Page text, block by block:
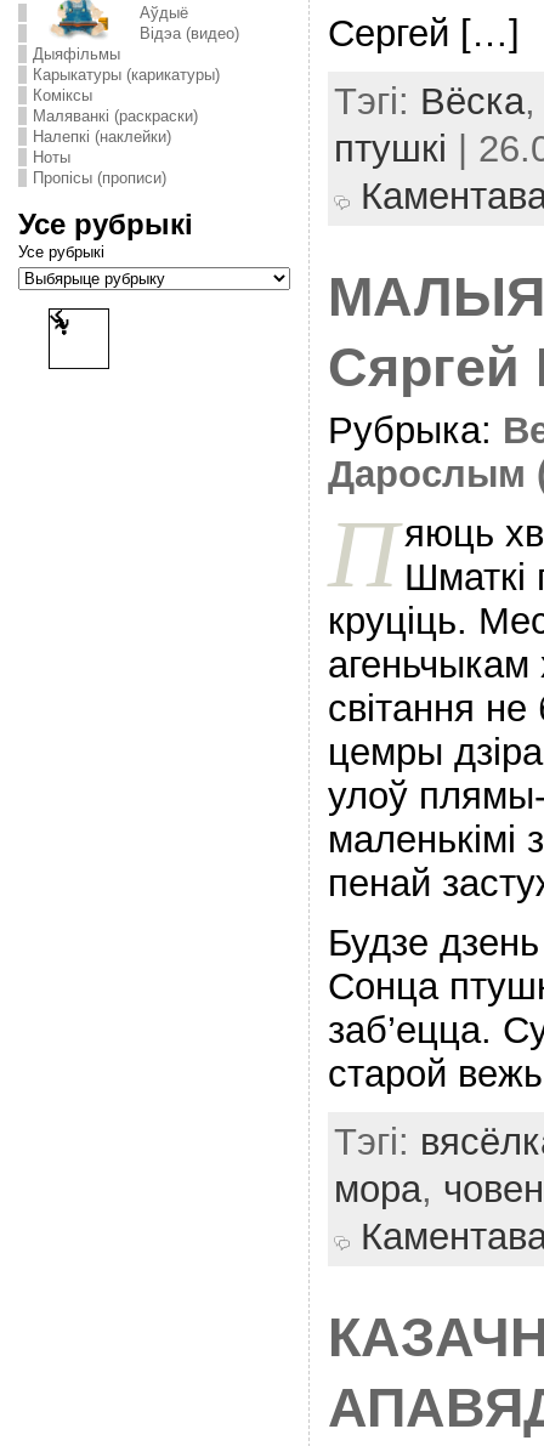
Аўдыё
Відэа (видео)
Дыяфільмы
Карыкатуры (карикатуры)
Комiксы
Маляванкі (раскраски)
Налепкі (наклейки)
Ноты
Пропісы (прописи)
Усе рубрыкі
Усе рубрыкі
Сергей […]
Тэгі: Вёска
птушкі |
Сяргей
Рубрыка:
Дарослым
Пяюць
Шматкi
круціць.
свiтання не
цемры
улоў
маленькiмi
пенай
Будзе
Сонца
заб’ецца.
старой
Тэгі:
мора, човен